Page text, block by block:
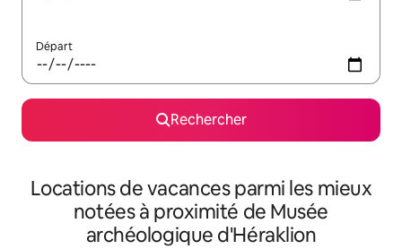
Départ
Rechercher
Locations de vacances parmi les mieux
notées à proximité de Musée
archéologique d'Héraklion